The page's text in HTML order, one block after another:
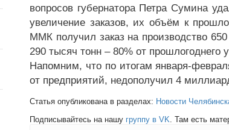
вопросов губернатора Петра Сумина
увеличение заказов, их объём к
ММК получил заказ на производство
290 тысяч тонн – 80% от прошлогоднего
Напомним, что по итогам января-
от предприятий, недополучил 4
Статья опубликована в разделах: Новости
Подписывайтесь на нашу группу в VK. Там есть